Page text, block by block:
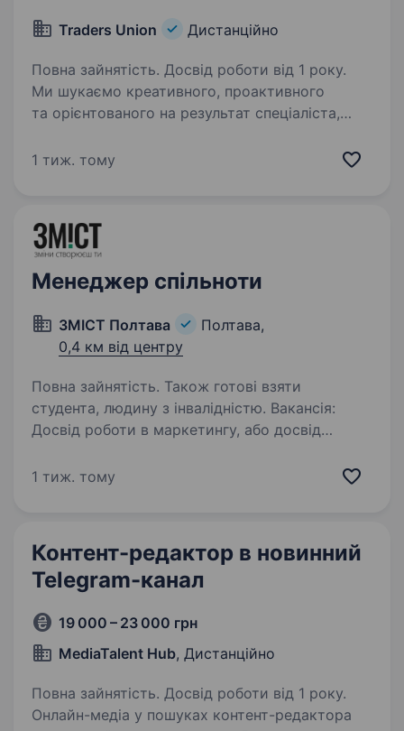
Traders Union Дистанційно
Повна зайнятість. Досвід роботи від 1 року.
Ми шукаємо креативного, проактивного
та орієнтованого на результат спеціаліста,
за допомогою AI та розвитку соціальних
1 тиж. тому
Менеджер спільноти
ЗМІСТ Полтава
Полтава,
0,4 км від центру
Повна зайнятість. Також готові взяти
студента, людину з інвалідністю. Вакансія:
Досвід роботи в маркетингу, або досвід
досвіду роботи журналістом — також
1 тиж. тому
Контент-редактор в новинний
Telegram-канал
19 000 – 23 000 грн
MediaTalent Hub, Дистанційно
Повна зайнятість. Досвід роботи від 1 року.
Онлайн-медіа у пошуках контент-редактора